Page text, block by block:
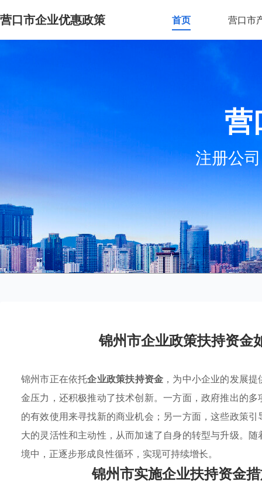
营口市企业优惠政策 首页 营口市
营
注册公
锦州市企业政策扶持资金
锦州市正在依托企业政策扶持资金 ，为中小企业的发展
金压力，还积极推动了技术创新。一方面，政府推出的
的有效使用来寻找新的商业机会；另一方面，这些政策
大的灵活性和主动性，从而加速了自身的转型与升级。随
境中，正逐步形成良性循环，实现可持续增长。
锦州市实施企业扶持资金